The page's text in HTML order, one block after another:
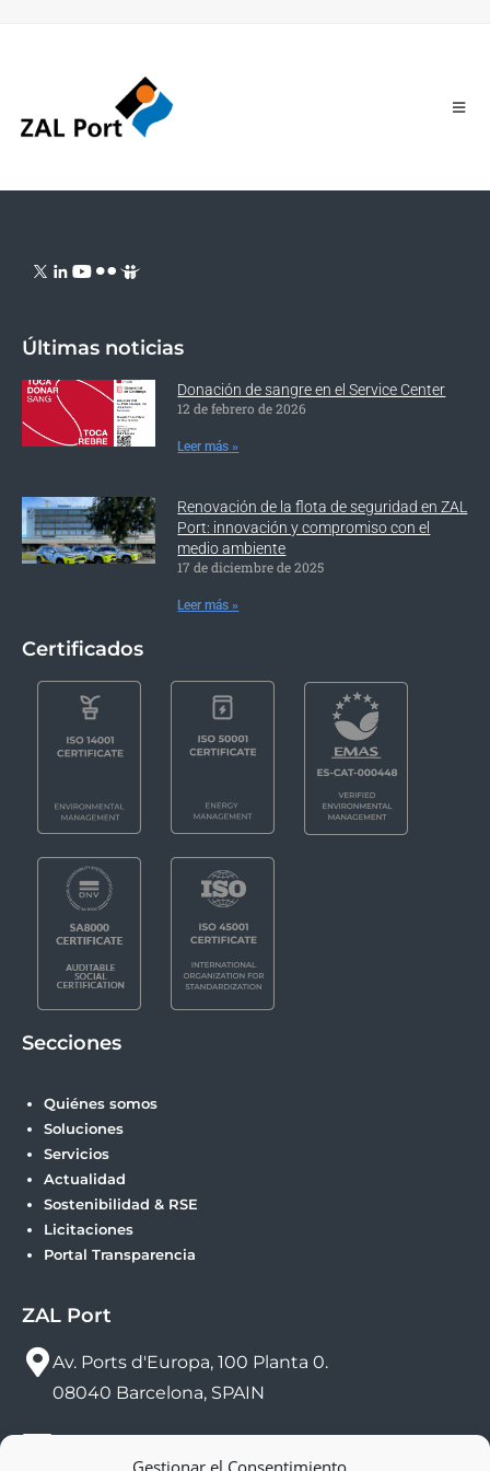
Gestionar el Consentimiento
Últimas noticias
Donación de sangre en el Service Center
12 de febrero de 2026
Leer más »
Renovación de la flota de seguridad en ZAL
Port: innovación y compromiso con el
medio ambiente
17 de diciembre de 2025
Leer más »
Certificados
Secciones
Quiénes somos
Soluciones
Servicios
Actualidad
Sostenibilidad & RSE
Licitaciones
Portal Transparencia
ZAL Port
Av. Ports d'Europa, 100 Planta 0.
08040 Barcelona, SPAIN